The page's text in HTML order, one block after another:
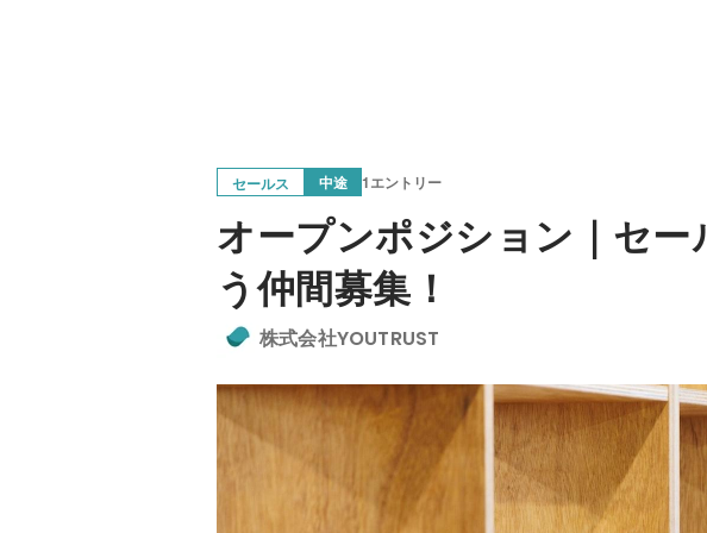
セールス 中途 1エントリー
オープンポジション｜セ
う仲間募集！
株式会社YOUTRUST